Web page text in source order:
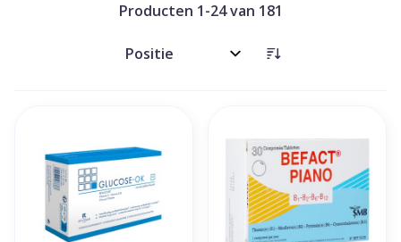
Producten 1-24van 181
Sorteer op: